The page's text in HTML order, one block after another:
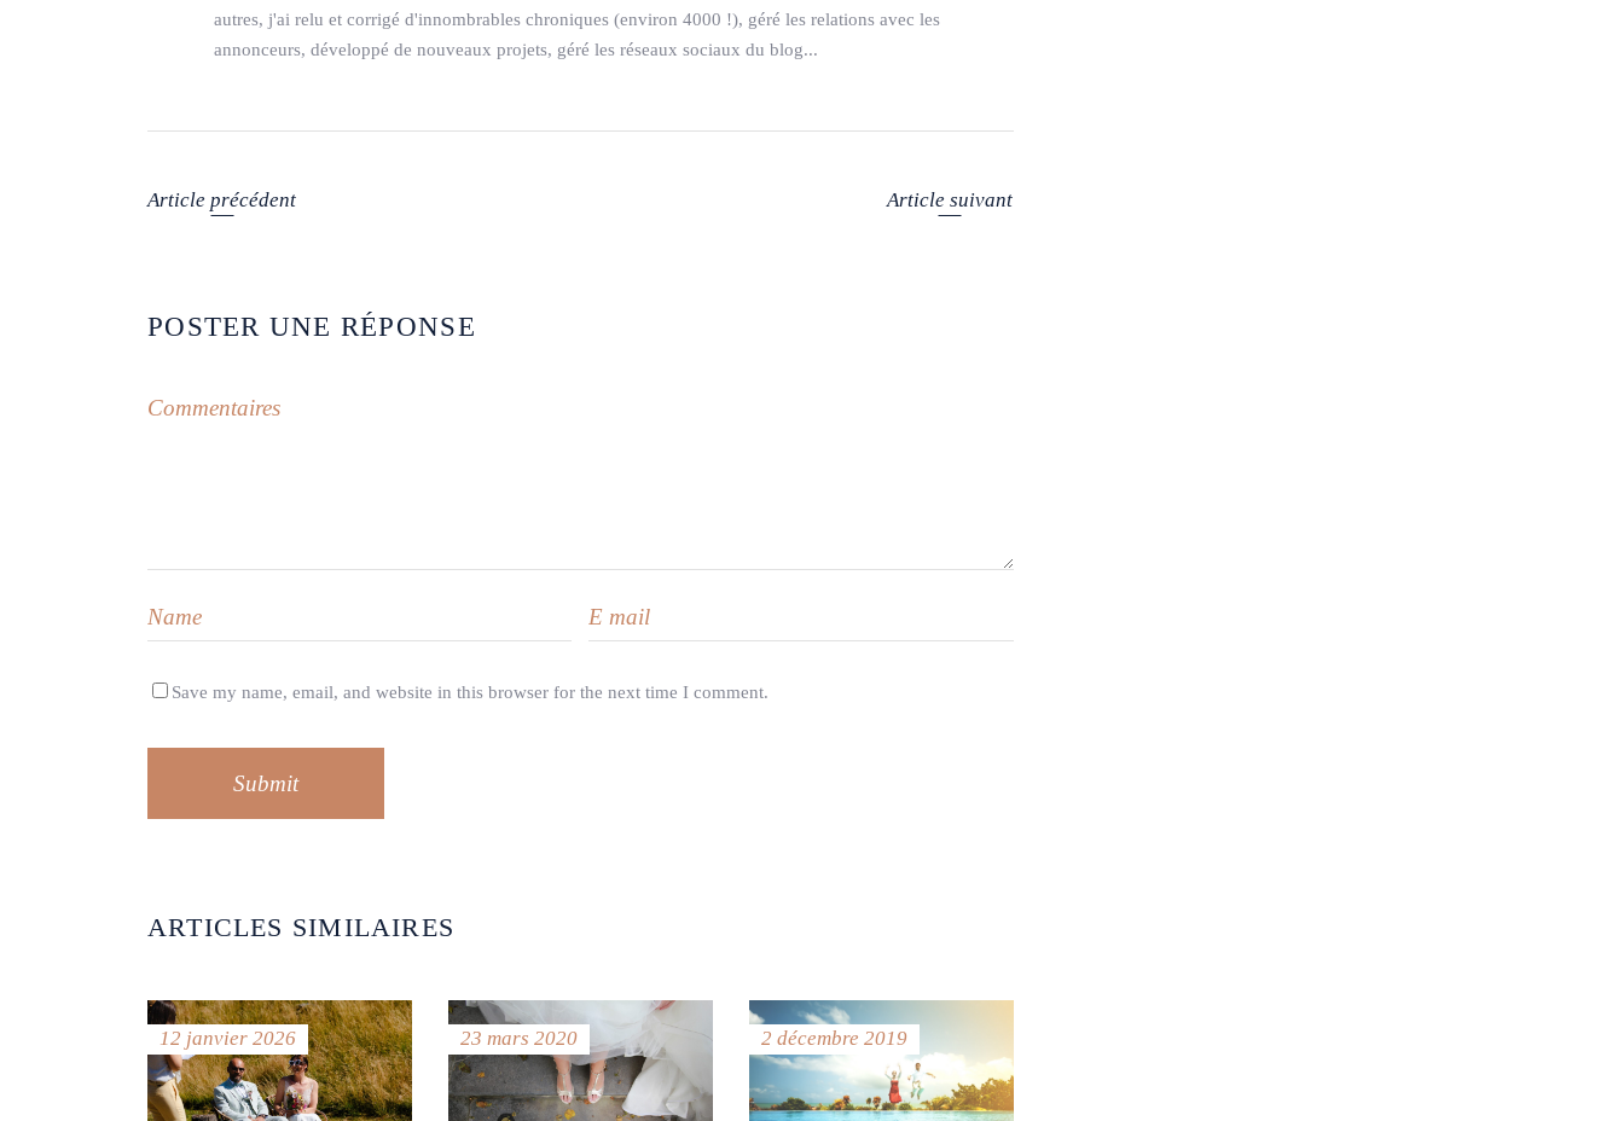
autres, j'ai relu et corrigé d'innombrables chroniques (environ 4000 !), géré les relations avec les
annonceurs, développé de nouveaux projets, géré les réseaux sociaux du blog...
Article précédent Article suivant
POSTER UNE RÉPONSE
Save my name, email, and website in this browser for the next time I comment.
Submit
ARTICLES SIMILAIRES
12 janvier 2026 23 mars 2020 2 décembre 2019